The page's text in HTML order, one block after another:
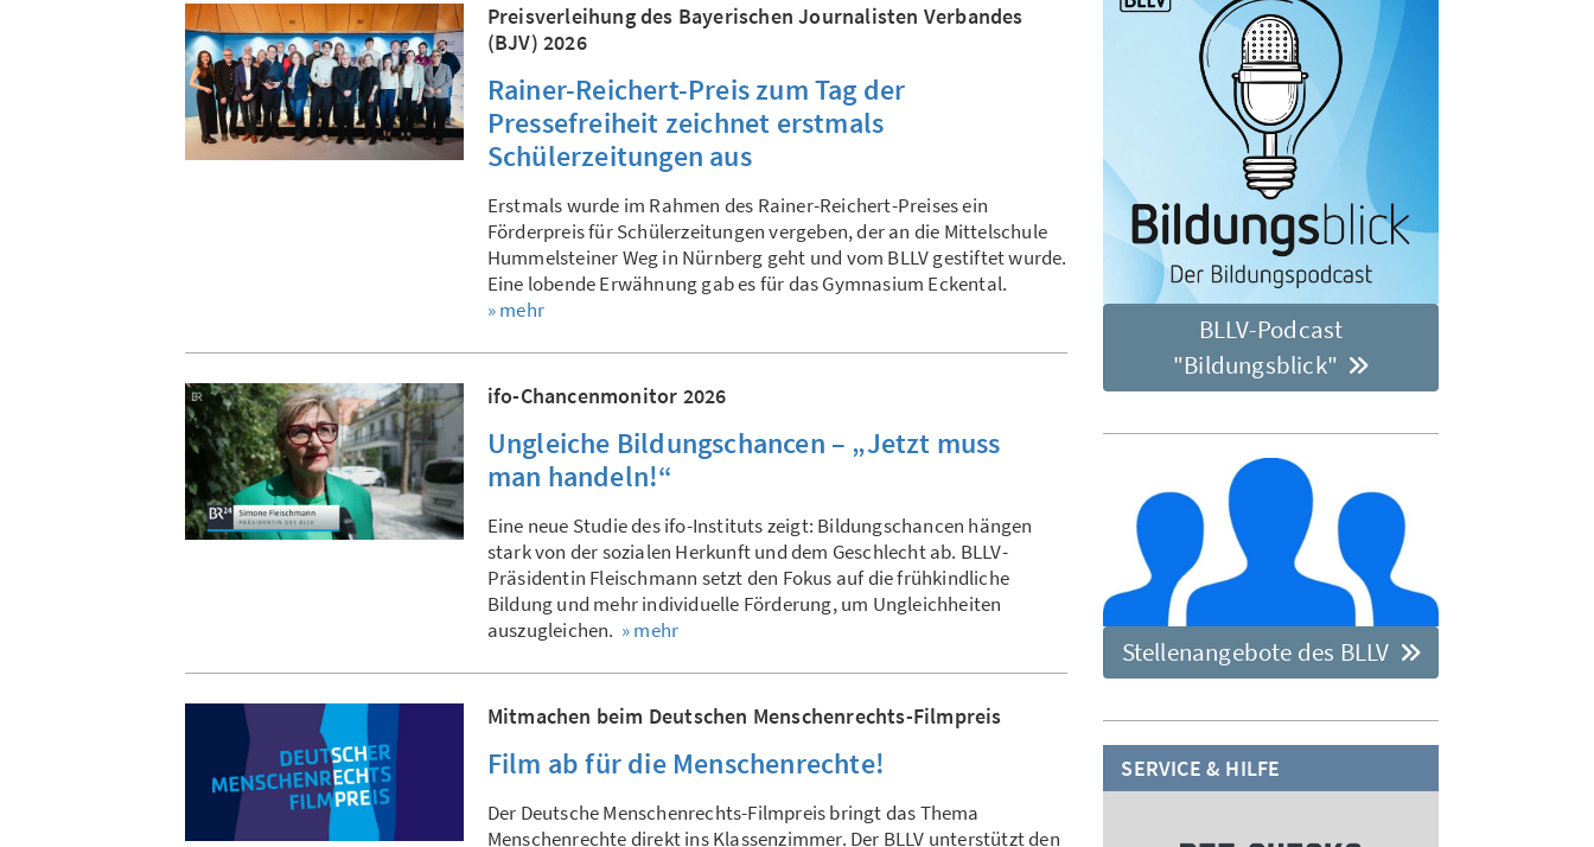
Preisverleihung des Bayerischen Journalisten Verbandes
(BJV) 2026
Rainer-Reichert-Preis zum Tag der
Pressefreiheit zeichnet erstmals
Schülerzeitungen aus
Erstmals wurde im Rahmen des Rainer-Reichert-Preises ein
Förderpreis für Schülerzeitungen vergeben, der an die Mittelschule
Hummelsteiner Weg in Nürnberg geht und vom BLLV gestiftet wurde.
Eine lobende Erwähnung gab es für das Gymnasium Eckental.
» mehr
ifo-Chancenmonitor 2026
Ungleiche Bildungschancen – „Jetzt muss
man handeln!“
Eine neue Studie des ifo-Instituts zeigt: Bildungschancen hängen
stark von der sozialen Herkunft und dem Geschlecht ab. BLLV-
Präsidentin Fleischmann setzt den Fokus auf die frühkindliche
Bildung und mehr individuelle Förderung, um Ungleichheiten
auszugleichen. » mehr
Mitmachen beim Deutschen Menschenrechts-Filmpreis
Film ab für die Menschenrechte!
Der Deutsche Menschenrechts-Filmpreis bringt das Thema
Menschenrechte direkt ins Klassenzimmer. Der BLLV unterstützt den
BLLV-Podcast
"Bildungsblick"
Stellenangebote des BLLV
SERVICE & HILFE